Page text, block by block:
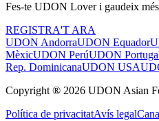
Fes-te UDON Lover i gaudeix més
REGISTRA'T ARA
UDON AndorraUDON Equador
MèxicUDON PerúUDON
Rep. DominicanaUDON USA
Copyright ® 2026 UDON Asian
Política de privacitatAvís legal